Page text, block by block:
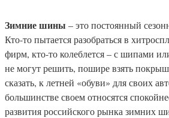
Зимние шины – это постоянный
Кто-то пытается разобраться в
фирм, кто-то колеблется – с шипами
не могут решить, пошире взять
сказать, к летней «обуви» для своих
большинстве своем относятся
развития российского рынка зимних